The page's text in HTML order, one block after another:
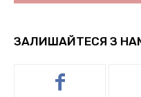
ЗАЛИШАЙТЕСЯ З